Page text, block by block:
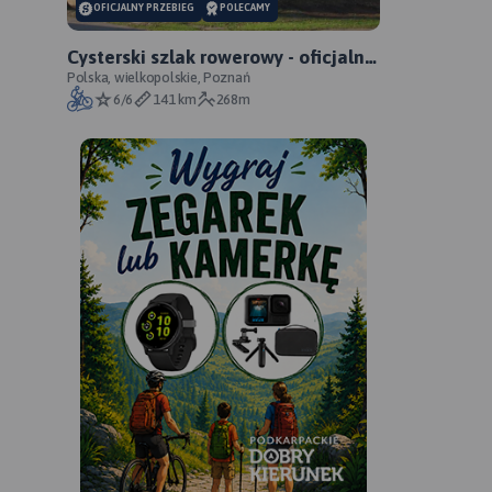
OFICJALNY PRZEBIEG POLECAMY
Cysterski szlak rowerowy - oficjalny
przebieg
Polska, wielkopolskie, Poznań
6/6
141 km 268m